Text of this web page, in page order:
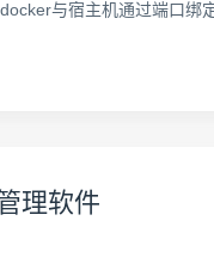
与宿主机通过端口绑
理软件